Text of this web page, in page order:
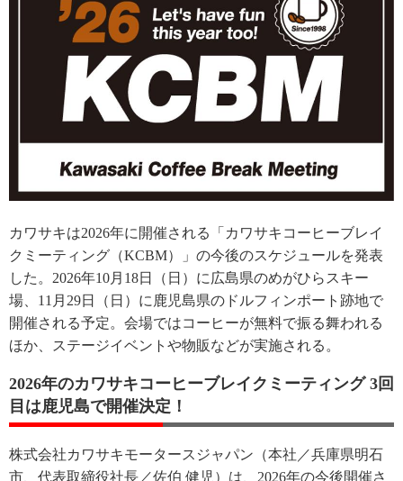
カワサキは2026年に開催される「カワサキコーヒーブレイ
クミーティング（KCBM）」の今後のスケジュールを発表
した。2026年10月18日（日）に広島県のめがひらスキー
場、11月29日（日）に鹿児島県のドルフィンポート跡地で
開催される予定。会場ではコーヒーが無料で振る舞われる
ほか、ステージイベントや物販などが実施される。
2026年のカワサキコーヒーブレイクミーティング 3回
目は鹿児島で開催決定！
株式会社カワサキモータースジャパン（本社／兵庫県明石
市、代表取締役社長／佐伯 健児）は、2026年の今後開催さ